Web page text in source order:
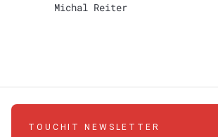
Michal Reiter
TOUCHIT NEWSLETTER